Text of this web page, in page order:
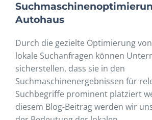
Autohaus
Durch die gezielte Optimierung
lokale Suchanfragen können
sicherstellen, dass sie in den
Suchmaschinenergebnissen für
Suchbegriffe prominent platziert
diesem Blog-Beitrag werden wir